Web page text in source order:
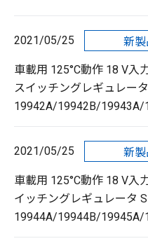
2021/05/25 新製
車載用 125°C動作 18 V入
スイッチングレギュレー
19942A/19942B/19943A/
2021/05/25 新製
車載用 125°C動作 18 V入
イッチングレギュレータ
19944A/19944B/19945A/